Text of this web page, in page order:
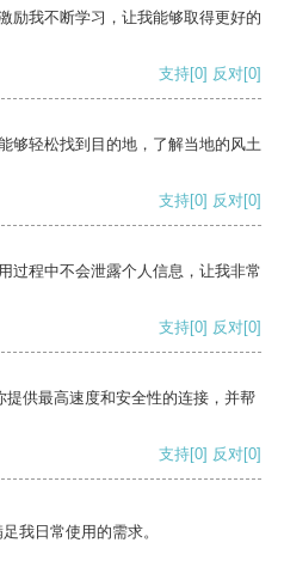
励我不断学习，让我能够取得更好的
支持[0] 反对[0]
够轻松找到目的地，了解当地的风土
支持[0] 反对[0]
过程中不会泄露个人信息，让我非常
支持[0] 反对[0]
供最高速度和安全性的连接，并帮
支持[0] 反对[0]
我日常使用的需求。